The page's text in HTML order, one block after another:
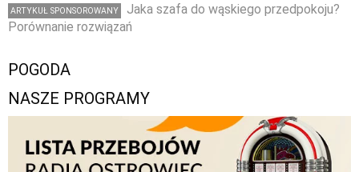
ARTYKUŁ SPONSOROWANY
Jaka szafa do wąskiego przedpokoju?
Porównanie rozwiązań
POGODA
NASZE PROGRAMY